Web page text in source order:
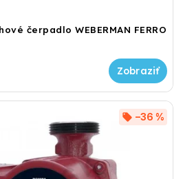
čerpadlo WEBERMAN FERRO
–36 %